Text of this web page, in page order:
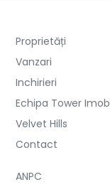
Proprietăți
Vanzari
Inchirieri
Echipa Tower Imob
Velvet Hills
Contact
ANPC